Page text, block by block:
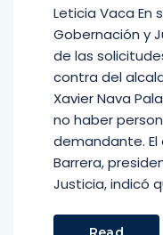
Leticia Vaca En
Gobernación y
de las
contra del
Xavier Nava
no haber
demandante.
Barrera,
Justicia, indicó